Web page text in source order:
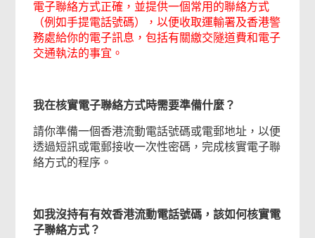
電子聯絡方式正確，並提供一個常用的聯絡方式
（例如手提電話號碼），以便收取運輸署及香港警
務處給你的電子訊息，包括有關繳交隧道費和電子
交通執法的事宜。
我在核實電子聯絡方式時需要準備什麼？
請你準備一個香港流動電話號碼或電郵地址，以便
透過短訊或電郵接收一次性密碼，完成核實電子聯
絡方式的程序。
如我沒持有有效香港流動電話號碼，該如何核實電
子聯絡方式？